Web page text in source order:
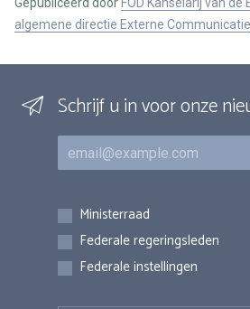
algemene directie Externe Communicatie
Schrijf u in voor onze
E-mail
Inschrijvingen
Ministerraad
Federale regeringsleden
Federale instellingen